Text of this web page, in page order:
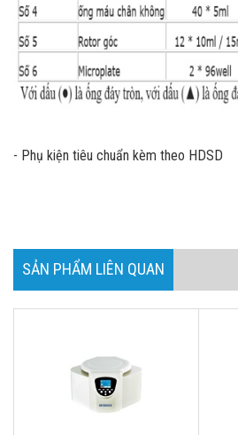
- Phụ kiện tiêu chuẩn kèm theo HDSD
SẢN PHẨM LIÊN QUAN